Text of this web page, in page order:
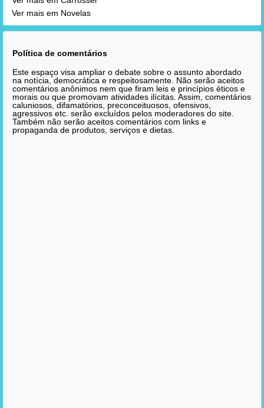
Ver mais em Novelas
Política de comentários
Este espaço visa ampliar o debate sobre o assunto abordado
na notícia, democrática e respeitosamente. Não serão aceitos
comentários anônimos nem que firam leis e princípios éticos e
morais ou que promovam atividades ilícitas. Assim, comentários
caluniosos, difamatórios, preconceituosos, ofensivos,
agressivos etc. serão excluídos pelos moderadores do site.
Também não serão aceitos comentários com links e
propaganda de produtos, serviços e dietas.